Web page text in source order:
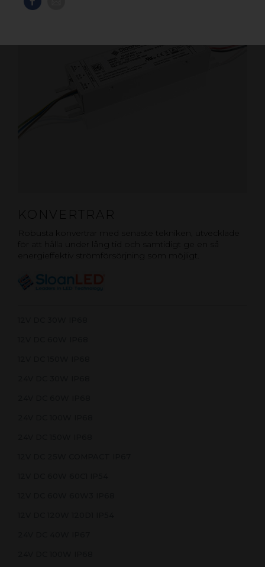
KONVERTRAR
Robusta konvertrar med senaste tekniken, utvecklade
för att hålla under lång tid och samtidigt ge en så
energieffektiv strömförsörjning som möjligt.